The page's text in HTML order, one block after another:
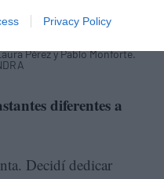
Privacy Policy
Pérez y Pablo Monforte.
diferentes a
Decidí dedicar